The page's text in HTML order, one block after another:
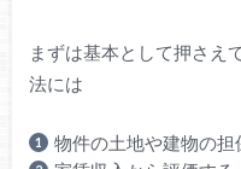
まずは基本として押さえ
法には
物件の土地や建物の担